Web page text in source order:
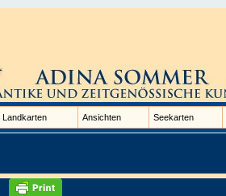
Landkarten Ansichten Seekarten